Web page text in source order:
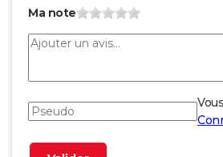
Ma note